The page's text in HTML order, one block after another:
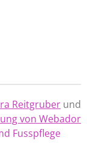
Reitgruber und
von Webador
Fusspflege